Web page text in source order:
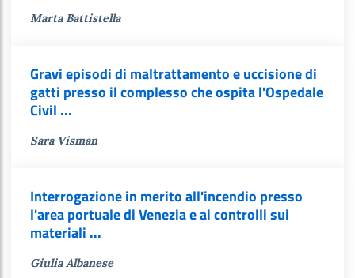
Marta Battistella
Gravi episodi di maltrattamento e uccisione di
gatti presso il complesso che ospita l'Ospedale
Civil ...
Sara Visman
Interrogazione in merito all'incendio presso
l'area portuale di Venezia e ai controlli sui
materiali ...
Giulia Albanese